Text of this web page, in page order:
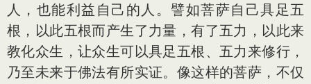
人，也能利益自己的人。譬如菩萨自己具足五
根，以此五根而产生了力量，有了五力，以此来
教化众生，让众生可以具足五根、五力来修行，
乃至未来于佛法有所实证。像这样的菩萨，不仅